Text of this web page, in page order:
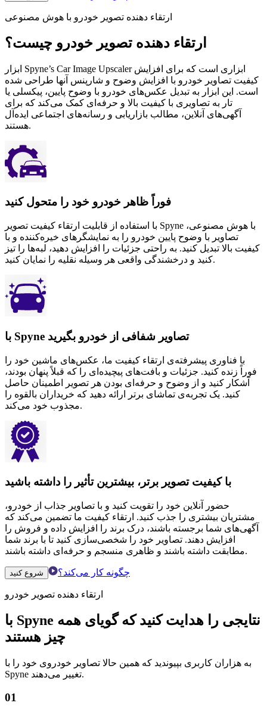
ارتقاء دهنده تصویر خودرو با هوش مصنوعی
ارتقاء دهنده تصویر خودرو چیست؟
ابزار Spyne’s Car Image Upscaler ابزاری است که برای افزایش
کیفیت تصاویر خودرو با افزایش وضوح و شارپنس آنها طراحی شده
است. این ابزار به تبدیل عکس‌های خودرو با وضوح پایین، پیکسلی یا
تار به تصاویری با کیفیت بالا و حرفه‌ای کمک می‌کند که برای
آگهی‌های آنلاین، مطالب بازاریابی و رسانه‌های اجتماعی ایده‌آل
هستند.
فوراً ظاهر خودرو خود را متحول کنید
با استفاده از قابلیت ارتقاء کیفیت تصویر Spyne با هوش مصنوعی،
تصاویر با وضوح پایین خودرو را به نمایشگرهای خیره‌کننده و با
کیفیت بالا تبدیل کنید. به راحتی جزئیات را افزایش دهید، لبه‌ها را تیز
کنید و درخشندگی واقعی هر وسیله نقلیه را نمایان کنید.
با Spyne تصاویر شفافی از خودرو بگیرید
با فناوری پیشرفته‌ی ارتقاء کیفیت ما، عکس‌های ماشین خود را
فوراً زنده کنید. جزئیات و بافت‌های پیچیده‌ای را که قبلاً پنهان بودند،
آشکار کنید و از وضوح و حرفه‌ای بودن هر تصویر اطمینان حاصل
کنید. یک تجربه‌ی تماشای برتر ارائه دهید که خریداران بالقوه را
مجذوب خود می‌کند.
با کیفیت تصویر برتر، بیشترین تأثیر را داشته باشید
حضور آنلاین خود را تقویت کنید و با تصاویر جذاب از خودرو،
مشتریان بیشتری را جذب کنید. ارتقاء کیفیت ما تضمین می‌کند که
آگهی‌های شما برجسته باشند، درک برند را افزایش داده و فروش را
افزایش دهند. تصاویر خود را شخصی‌سازی کنید تا با برند شما
مطابقت داشته باشند و ظاهری منسجم و حرفه‌ای داشته باشند.
شروع کنید چگونه کار می‌کند؟
ارتقاء دهنده تصویر خودرو
با Spyne نتایجی را هدایت کنید که گویای همه
چیز هستند
به هزاران کاربری بپیوندید که همین حالا تصاویر خودروی خود را با
Spyne تغییر می‌دهند.
01